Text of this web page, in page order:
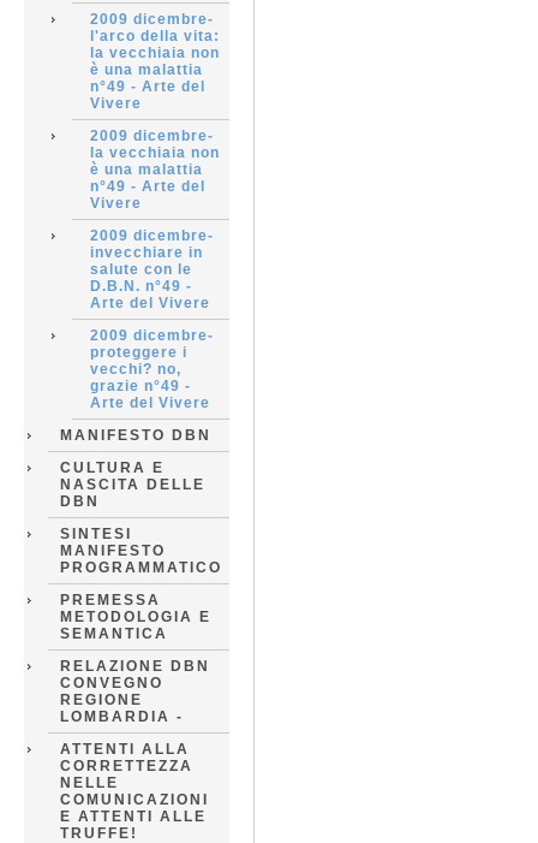
2009 dicembre-
l'arco della vita:
la vecchiaia non
è una malattia
n°49 - Arte del
Vivere
2009 dicembre-
la vecchiaia non
è una malattia
n°49 - Arte del
Vivere
2009 dicembre-
invecchiare in
salute con le
D.B.N. n°49 -
Arte del Vivere
2009 dicembre-
proteggere i
vecchi? no,
grazie n°49 -
Arte del Vivere
MANIFESTO DBN
CULTURA E
NASCITA DELLE
DBN
SINTESI
MANIFESTO
PROGRAMMATICO
PREMESSA
METODOLOGIA E
SEMANTICA
RELAZIONE DBN
CONVEGNO
REGIONE
LOMBARDIA -
ATTENTI ALLA
CORRETTEZZA
NELLE
COMUNICAZIONI
E ATTENTI ALLE
TRUFFE!